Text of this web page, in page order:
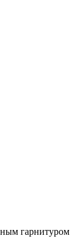
гарнитуром